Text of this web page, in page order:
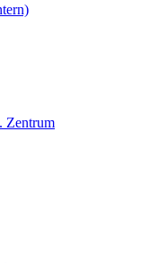
Zentrum